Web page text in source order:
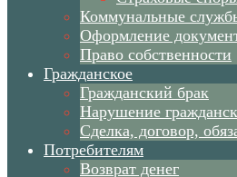
Коммунальные
Оформление
Право собственности
Гражданское
Гражданский брак
Нарушение
Сделка, договор,
Потребителям
Возврат денег